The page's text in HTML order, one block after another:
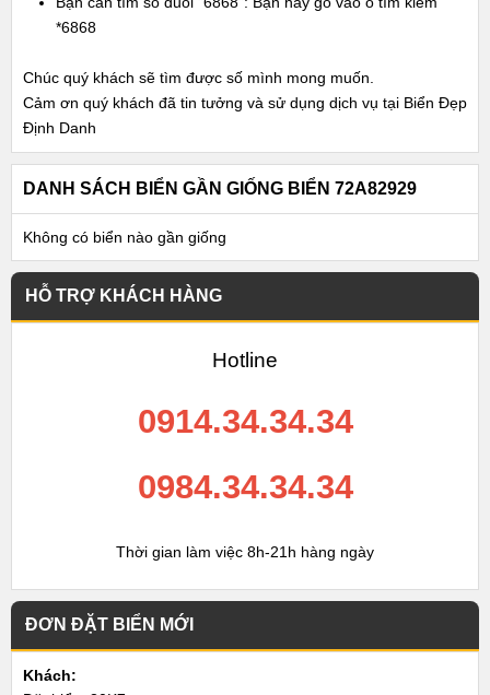
*6868
Chúc quý khách sẽ tìm được số mình mong muốn.
Cảm ơn quý khách đã tin tưởng và sử dụng dịch vụ tại Biển Đẹp
Định Danh
DANH SÁCH BIỂN GẦN GIỐNG BIỂN 72A82929
Không có biển nào gần giống
HỖ TRỢ KHÁCH HÀNG
Hotline
0914.34.34.34
0984.34.34.34
Thời gian làm việc 8h-21h hàng ngày
ĐƠN ĐẶT BIỂN MỚI
Khách: